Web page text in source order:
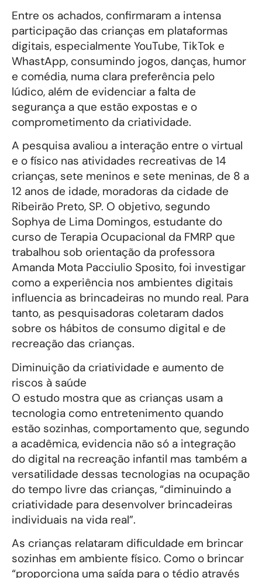
Entre os achados, confirmaram a intensa
participação das crianças em plataformas
digitais, especialmente YouTube, TikTok e
WhastApp, consumindo jogos, danças, humor
e comédia, numa clara preferência pelo
lúdico, além de evidenciar a falta de
segurança a que estão expostas e o
comprometimento da criatividade.
A pesquisa avaliou a interação entre o virtual
e o físico nas atividades recreativas de 14
crianças, sete meninos e sete meninas, de 8 a
12 anos de idade, moradoras da cidade de
Ribeirão Preto, SP. O objetivo, segundo
Sophya de Lima Domingos, estudante do
curso de Terapia Ocupacional da FMRP que
trabalhou sob orientação da professora
Amanda Mota Pacciulio Sposito, foi investigar
como a experiência nos ambientes digitais
influencia as brincadeiras no mundo real. Para
tanto, as pesquisadoras coletaram dados
sobre os hábitos de consumo digital e de
recreação das crianças.
Diminuição da criatividade e aumento de
riscos à saúde
O estudo mostra que as crianças usam a
tecnologia como entretenimento quando
estão sozinhas, comportamento que, segundo
a acadêmica, evidencia não só a integração
do digital na recreação infantil mas também a
versatilidade dessas tecnologias na ocupação
do tempo livre das crianças, “diminuindo a
criatividade para desenvolver brincadeiras
individuais na vida real”.
As crianças relataram dificuldade em brincar
sozinhas em ambiente físico. Como o brincar
“proporciona uma saída para o tédio através